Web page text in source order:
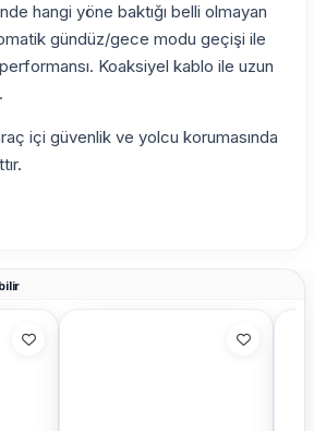
hangi yöne baktığı belli olmayan
gündüz/gece modu geçişi ile
Koaksiyel kablo ile uzun
içi güvenlik ve yolcu korumasında